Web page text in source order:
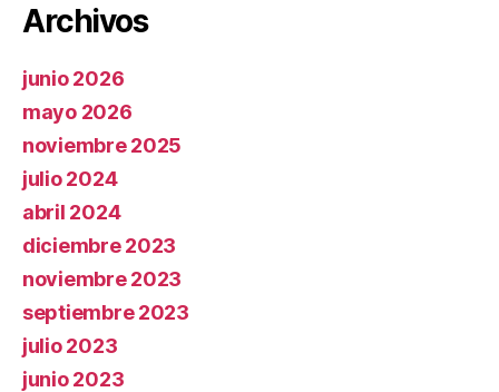
Archivos
junio 2026
mayo 2026
noviembre 2025
julio 2024
abril 2024
diciembre 2023
noviembre 2023
septiembre 2023
julio 2023
junio 2023